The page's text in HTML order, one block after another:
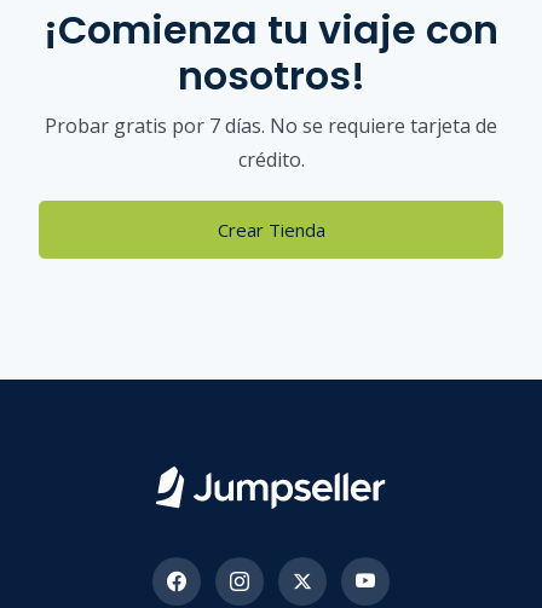
¡Comienza tu viaje con
nosotros!
Probar gratis por 7 días. No se requiere tarjeta de
crédito.
Crear Tienda